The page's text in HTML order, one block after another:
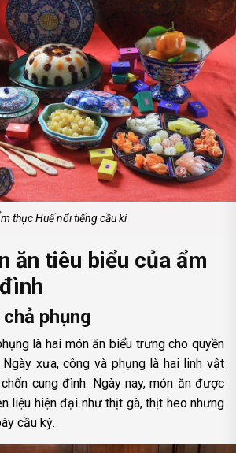
thực Huế nổi tiếng cầu kì
ăn tiêu biểu của ẩm
phụng
là hai món ăn biểu trưng cho quyền
xưa, công và phụng là hai linh vật
cung đình. Ngày nay, món ăn được
liệu hiện đại như thịt gà, thịt heo nhưng
cầu kỳ.